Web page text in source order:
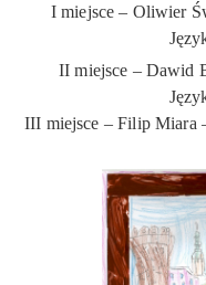
I miejsce – Oliwier
II miejsce – Dawid
III miejsce – Filip Miara